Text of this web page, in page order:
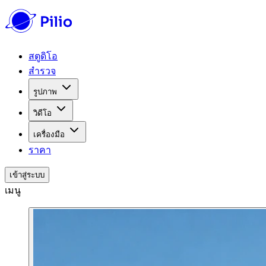
สตูดิโอ
สำรวจ
รูปภาพ
วิดีโอ
เครื่องมือ
ราคา
เข้าสู่ระบบ
เมนู